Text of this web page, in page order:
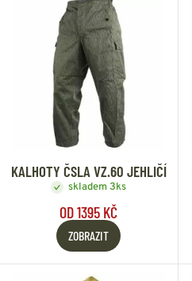
KALHOTY ČSLA VZ.60 JEHLIČÍ
skladem 3ks
OD 1395 KČ
ZOBRAZIT